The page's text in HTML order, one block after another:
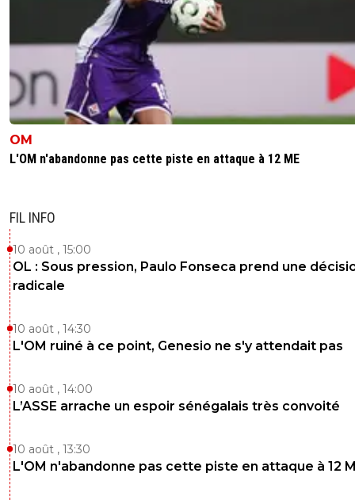
OM
L'OM n'abandonne pas cette piste en attaque à 12 ME
FIL INFO
10 août , 15:00
OL : Sous pression, Paulo Fonseca prend une
radicale
10 août , 14:30
L'OM ruiné à ce point, Genesio ne s'y attendait pas
10 août , 14:00
L’ASSE arrache un espoir sénégalais très convoité
10 août , 13:30
L'OM n'abandonne pas cette piste en attaque à 12